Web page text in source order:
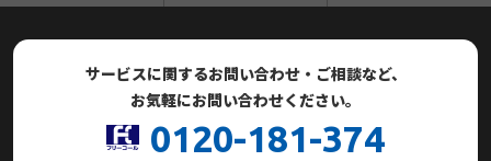
サービスに関するお問い合わせ・ご相談など、
お気軽にお問い合わせください。
0120-181-374